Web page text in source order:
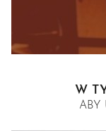
W
ABY